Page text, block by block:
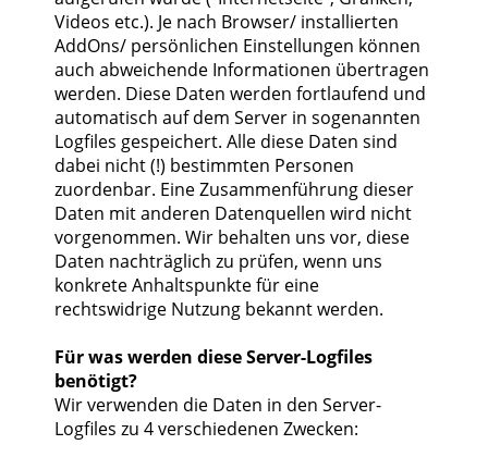
Videos etc.). Je nach Browser/ installierten
AddOns/ persönlichen Einstellungen können
auch abweichende Informationen übertragen
werden. Diese Daten werden fortlaufend und
automatisch auf dem Server in sogenannten
Logfiles gespeichert. Alle diese Daten sind
dabei nicht (!) bestimmten Personen
zuordenbar. Eine Zusammenführung dieser
Daten mit anderen Datenquellen wird nicht
vorgenommen. Wir behalten uns vor, diese
Daten nachträglich zu prüfen, wenn uns
konkrete Anhaltspunkte für eine
rechtswidrige Nutzung bekannt werden.
Für was werden diese Server-Logfiles
benötigt?
Wir verwenden die Daten in den Server-
Logfiles zu 4 verschiedenen Zwecken: